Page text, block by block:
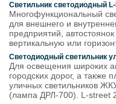
Светильник светодиодный
Многофункциональный
для внешнего и
предприятий,
вертикальную или
Светодиодный светильник
Для освещения широких
городских дорог, а
уличных светильников
(лампа ДРЛ-700). L-street